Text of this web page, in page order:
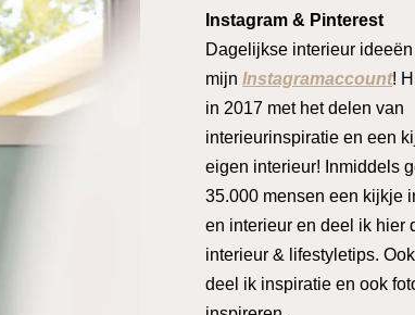
Instagram & Pinterest
Dagelijkse interieur
mijn Instagramaccount!
in 2017 met het delen van
interieurinspiratie en een
eigen interieur! Inmiddels
35.000 mensen een kijkje
en interieur en deel ik hier
interieur & lifestyletips.
deel ik inspiratie en ook